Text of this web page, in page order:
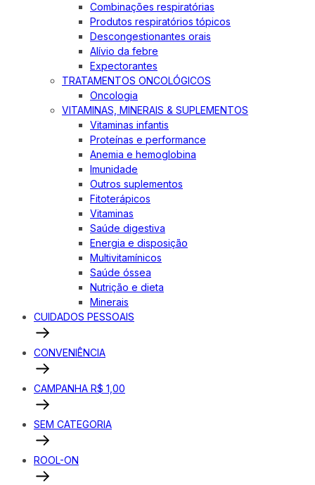
Combinações respiratórias
Produtos respiratórios tópicos
Descongestionantes orais
Alívio da febre
Expectorantes
TRATAMENTOS ONCOLÓGICOS
Oncologia
VITAMINAS, MINERAIS & SUPLEMENTOS
Vitaminas infantis
Proteínas e performance
Anemia e hemoglobina
Imunidade
Outros suplementos
Fitoterápicos
Vitaminas
Saúde digestiva
Energia e disposição
Multivitamínicos
Saúde óssea
Nutrição e dieta
Minerais
CUIDADOS PESSOAIS
CONVENIÊNCIA
CAMPANHA R$ 1,00
SEM CATEGORIA
ROOL-ON